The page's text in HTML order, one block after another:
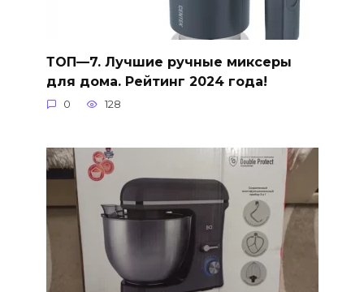
ТОП—7. Лучшие ручные миксеры
для дома. Рейтинг 2024 года!
0 128